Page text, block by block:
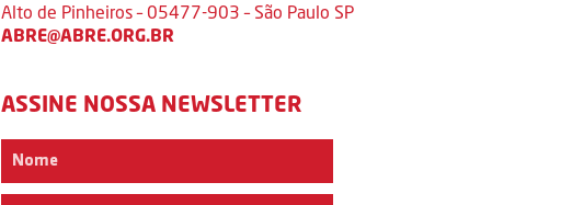
Alto de Pinheiros – 05477-903 – São Paulo SP
ABRE@ABRE.ORG.BR
ASSINE NOSSA NEWSLETTER